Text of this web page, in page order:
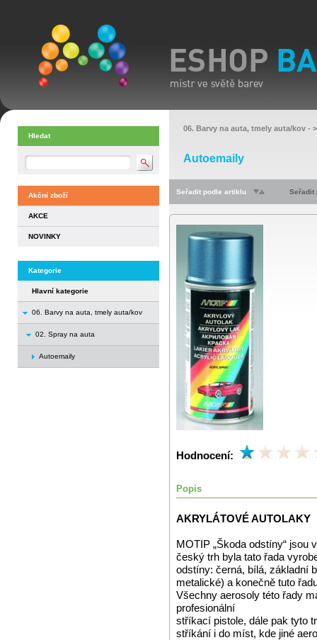
Hledat
Akční zboží
AKCE
NOVINKY
Kategorie
Hlavní kategorie
06. Barvy na auta, tmely auta/kov
02. Spray na auta
Autoemaily
06. Barvy na auta, tmely auta/kov -
Autoemaily
Seřadit podle artiklu Seřadit
Hodnocení:
Popis
AKRYLÁTOVÉ AUTOLAKY
MOTIP „Škoda odstíny“
český trh byla tato řada
odstíny: černá, bílá, základní
metalické) a konečně tuto
Všechny aerosoly této řady
profesionální
stříkací pistole, dále pak tyto
stříkání i do míst, kde jiné